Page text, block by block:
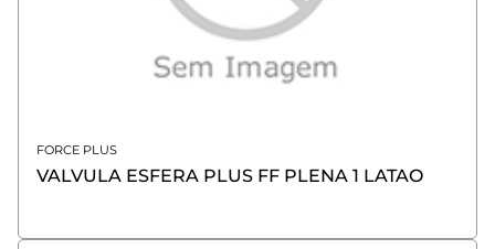
FORCE PLUS
VALVULA ESFERA PLUS FF PLENA 1 LATAO